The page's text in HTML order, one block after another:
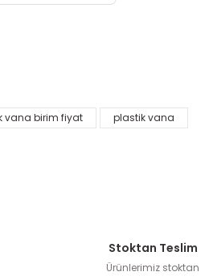
tarafımıza iletebilirsiniz.
vana birim fiyat
plastik vana
Stoktan Teslim
Ürünlerimiz stoktan